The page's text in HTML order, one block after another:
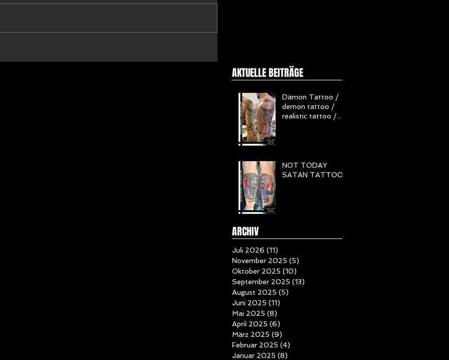
AKTUELLE BEITRÄGE
Dämon Tattoo /
demon tattoo /
realistic tattoo /
NOT TODAY
SATAN TATTOO
ARCHIV
Juli 2026 (11)
November 2025 (5)
Oktober 2025 (10)
September 2025 (13)
August 2025 (5)
Juni 2025 (11)
Mai 2025 (8)
April 2025 (6)
März 2025 (9)
Februar 2025 (4)
Januar 2025 (8)